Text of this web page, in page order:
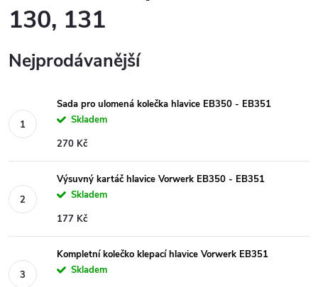
130, 131
Nejprodávanější
Sada pro ulomená kolečka hlavice EB350 - EB351
Skladem
270 Kč
Výsuvný kartáč hlavice Vorwerk EB350 - EB351
Skladem
177 Kč
Kompletní kolečko klepací hlavice Vorwerk EB351
Skladem